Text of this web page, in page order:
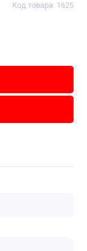
Код товара: 1625